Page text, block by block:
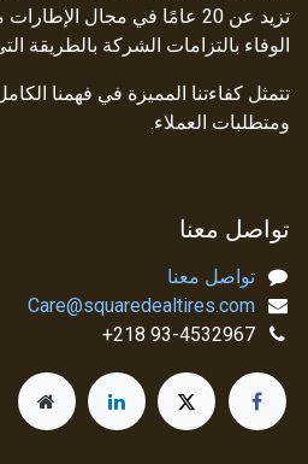
تزيد عن 20 عامًا في مجال
الوفاء بالتزامات الشركة بالطريقة
تتمثل كفاءتنا المميزة في فهمنا
ومتطلبات العملاء.
تواصل معنا
تواصل معنا
Care@squaredealtires.com
93-4532967 218+